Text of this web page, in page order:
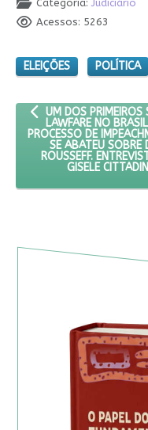
Categoria: Judiciário
Acessos: 5263
ELEIÇÕES POLÍTICA
ARTIGO ANTERIOR: UM
UM DOS PRIMEIROS
LAWFARE NO
PROCESSO DE
SE ABATEU SOBRE
ROUSSEFF.
GISELE